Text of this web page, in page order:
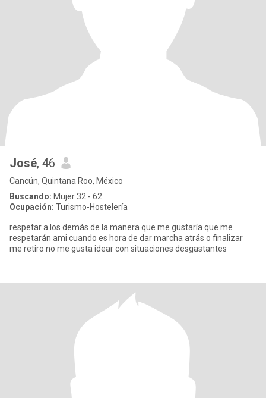
José, 46
Cancún, Quintana Roo, México
Buscando: Mujer 32 - 62
Ocupación: Turismo-Hostelería
respetar a los demás de la manera que me gustaría que me
respetarán ami cuando es hora de dar marcha atrás o finalizar
me retiro no me gusta idear con situaciones desgastantes